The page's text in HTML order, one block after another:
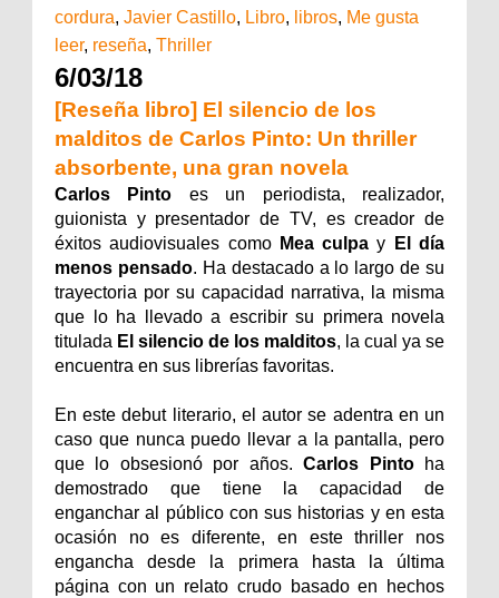
cordura, Javier Castillo, Libro, libros, Me gusta
leer, reseña, Thriller
6/03/18
[Reseña libro] El silencio de los
malditos de Carlos Pinto: Un thriller
absorbente, una gran novela
Carlos Pinto es un periodista, realizador,
guionista y presentador de TV, es creador de
éxitos audiovisuales como Mea culpa y
El día
menos pensado. Ha destacado a lo largo de su
trayectoria por su capacidad narrativa, la misma
que lo ha llevado a escribir su primera novela
titulada El silencio de los malditos, la cual ya se
encuentra en sus librerías favoritas.
En este debut literario, el autor se adentra en un
caso que nunca puedo llevar a la pantalla, pero
que lo obsesionó por años.Carlos Pintoha
demostrado que tiene la capacidad de
enganchar al público con sus historias y en esta
ocasión no es diferente, en este thriller nos
engancha desde la primera hasta la última
página con un relato crudo basado en hechos